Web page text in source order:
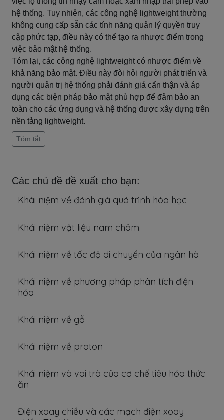
hệ thống. Tuy nhiên, các công nghệ lightweight thường
không cung cấp sẵn các tính năng quản lý quyền truy
cập phức tạp, điều này có thể tạo ra nhược điểm trong
việc bảo mật hệ thống.
Tóm lại, các công nghệ lightweight có nhược điểm về
khả năng bảo mật. Điều này đòi hỏi người phát triển và
người quản trị hệ thống phải đánh giá cẩn thận và áp
dụng các biện pháp bảo mật phù hợp để đảm bảo an
toàn cho các ứng dụng và hệ thống được xây dựng trên
nền tảng lightweight.
Tóm tắt
Các chủ đề đề xuất cho bạn:
Khái niệm về đánh giá quá trình hóa học
Khái niệm vật liệu nam châm
Khái niệm về tốc độ di chuyển của ngân hà
Khái niệm về phương pháp phân tích điện
hóa
Khái niệm về gỗ
Khái niệm về proton
Khái niệm và vai trò của cơ chế tiêu hóa thức
ăn
Điện xoay chiều và các mạch điện xoay